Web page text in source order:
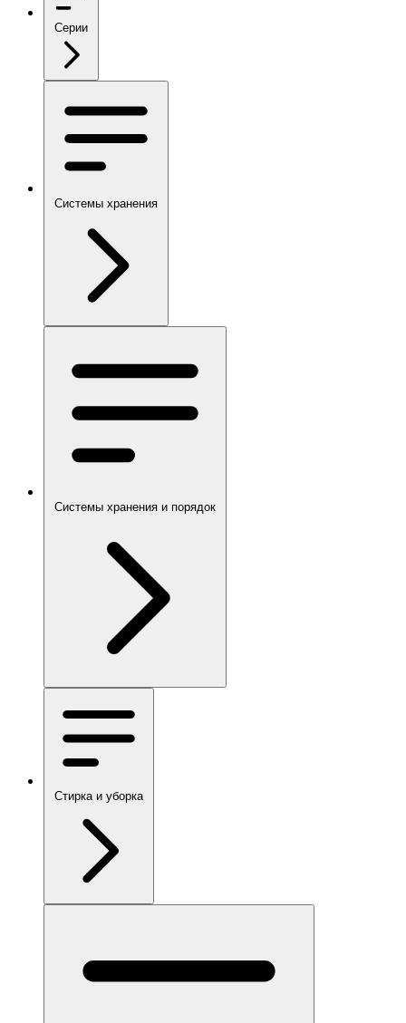
Серии
Системы хранения
Системы хранения и порядок
Стирка и уборка